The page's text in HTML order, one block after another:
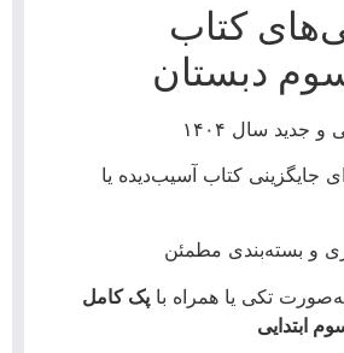
کتاب
دبستان
سال ۱۴۰۴
جایگزینی کتاب آسیب‌دیده یا
و بسته‌بندی مطمئن
تکی یا همراه با پک کامل
ابتدایی